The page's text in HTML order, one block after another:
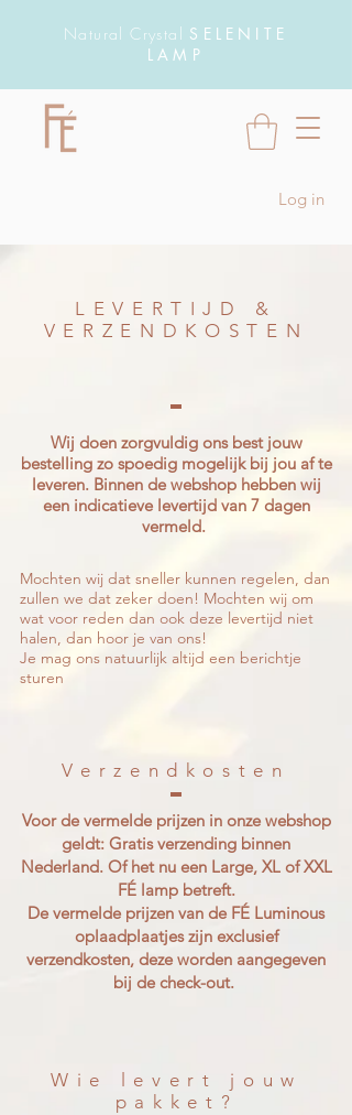
Natural Crystal SELENITE
LAMP
Log in
LEVERTIJD &
VERZENDKOSTEN
Wij doen zorgvuldig ons best jouw
bestelling zo spoedig mogelijk bij jou af te
leveren. Binnen de webshop hebben wij
een indicatieve levertijd van 7 dagen
vermeld.
Mochten wij dat sneller kunnen regelen, dan
zullen we dat zeker doen! Mochten wij om
wat voor reden dan ook deze levertijd niet
halen, dan hoor je van ons!
Je mag ons natuurlijk altijd een berichtje
sturen
Verzendkosten
Voor de vermelde prijzen in onze webshop
geldt: Gratis verzending binnen
Nederland. Of het nu een Large, XL of XXL
FÉ lamp betreft.
De vermelde prijzen van de FÉ Luminous
oplaadplaatjes zijn exclusief
verzendkosten, deze worden aangegeven
bij de check-out.
Wie levert jouw
pakket?